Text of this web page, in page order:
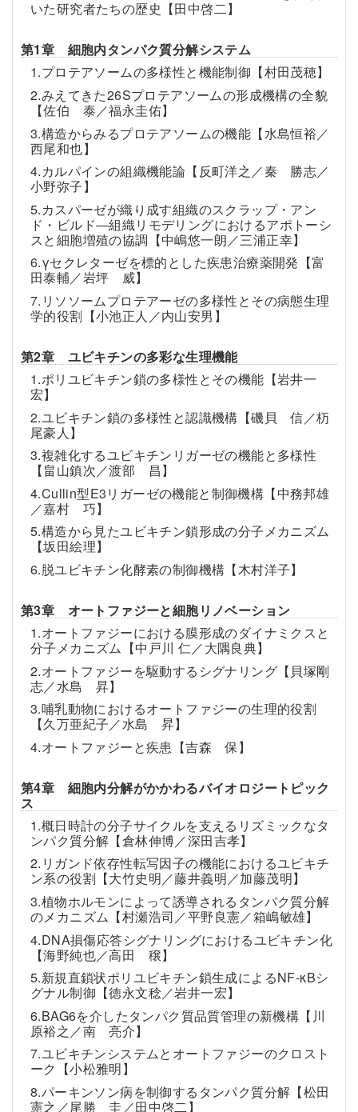
いた研究者たちの歴史【田中啓二】
第1章 細胞内タンパク質分解システム
1.プロテアソームの多様性と機能制御【村田茂穂】
2.みえてきた26Sプロテアソームの形成機構の全貌
【佐伯 泰／福永圭佑】
3.構造からみるプロテアソームの機能【水島恒裕／
西尾和也】
4.カルパインの組織機能論【反町洋之／秦 勝志／
小野弥子】
5.カスパーゼが織り成す組織のスクラップ・アン
ド・ビルド―組織リモデリングにおけるアポトーシ
スと細胞増殖の協調【中嶋悠一朗／三浦正幸】
6.γセクレターゼを標的とした疾患治療薬開発【富
田泰輔／岩坪 威】
7.リソソームプロテアーゼの多様性とその病態生理
学的役割【小池正人／内山安男】
第2章 ユビキチンの多彩な生理機能
1.ポリユビキチン鎖の多様性とその機能【岩井一
宏】
2.ユビキチン鎖の多様性と認識機構【磯貝 信／杤
尾豪人】
3.複雑化するユビキチンリガーゼの機能と多様性
【畠山鎮次／渡部 昌】
4.Cullin型E3リガーゼの機能と制御機構【中務邦雄
／嘉村 巧】
5.構造から見たユビキチン鎖形成の分子メカニズム
【坂田絵理】
6.脱ユビキチン化酵素の制御機構【木村洋子】
第3章 オートファジーと細胞リノベーション
1.オートファジーにおける膜形成のダイナミクスと
分子メカニズム【中戸川 仁／大隅良典】
2.オートファジーを駆動するシグナリング【貝塚剛
志／水島 昇】
3.哺乳動物におけるオートファジーの生理的役割
【久万亜紀子／水島 昇】
4.オートファジーと疾患【吉森 保】
第4章 細胞内分解がかかわるバイオロジートピック
ス
1.概日時計の分子サイクルを支えるリズミックなタ
ンパク質分解【倉林伸博／深田吉孝】
2.リガンド依存性転写因子の機能におけるユビキチ
ン系の役割【大竹史明／藤井義明／加藤茂明】
3.植物ホルモンによって誘導されるタンパク質分解
のメカニズム【村瀬浩司／平野良憲／箱嶋敏雄】
4.DNA損傷応答シグナリングにおけるユビキチン化
【海野純也／高田 穣】
5.新規直鎖状ポリユビキチン鎖生成によるNF-κBシ
グナル制御【徳永文稔／岩井一宏】
6.BAG6を介したタンパク質品質管理の新機構【川
原裕之／南 亮介】
7.ユビキチンシステムとオートファジーのクロスト
ーク【小松雅明】
8.パーキンソン病を制御するタンパク質分解【松田
憲之／尾勝 圭／田中啓二】